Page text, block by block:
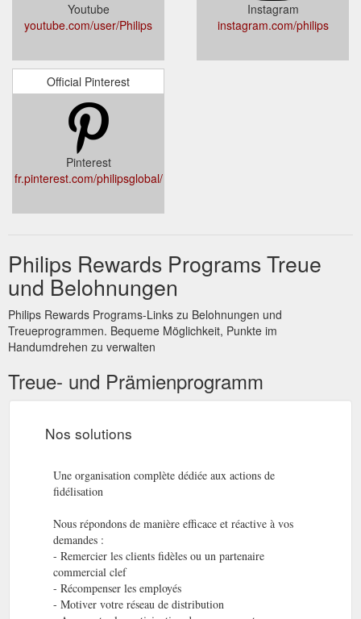
Youtube
youtube.com/user/Philips
Instagram
instagram.com/philips
Official Pinterest
Pinterest
fr.pinterest.com/philipsglobal/
Philips Rewards Programs Treue
und Belohnungen
Philips Rewards Programs-Links zu Belohnungen und
Treueprogrammen. Bequeme Möglichkeit, Punkte im
Handumdrehen zu verwalten
Treue- und Prämienprogramm
Nos solutions
Une organisation complète dédiée aux actions de
fidélisation
Nous répondons de manière efficace et réactive à vos
demandes :
- Remercier les clients fidèles ou un partenaire
commercial clef
- Récompenser les employés
- Motiver votre réseau de distribution